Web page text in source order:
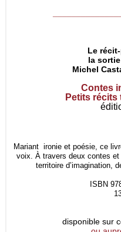
Le
la
Michel
Contes
Petits récits
Mariant ironie et poésie, ce
voix. À travers deux contes
territoire d’imagination,
ISBN
disponible sur